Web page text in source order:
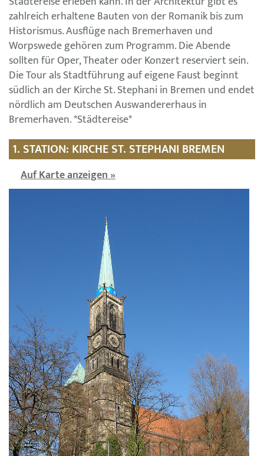
zahlreich erhaltene Bauten von der Romanik bis zum
Historismus. Ausflüge nach Bremerhaven und
Worpswede gehören zum Programm. Die Abende
sollten für Oper, Theater oder Konzert reserviert sein.
Die Tour als Stadtführung auf eigene Faust beginnt
südlich an der Kirche St. Stephani in Bremen und endet
nördlich am Deutschen Auswandererhaus in
Bremerhaven. *Städtereise*
1. STATION: KIRCHE ST. STEPHANI BREMEN
Auf Karte anzeigen »